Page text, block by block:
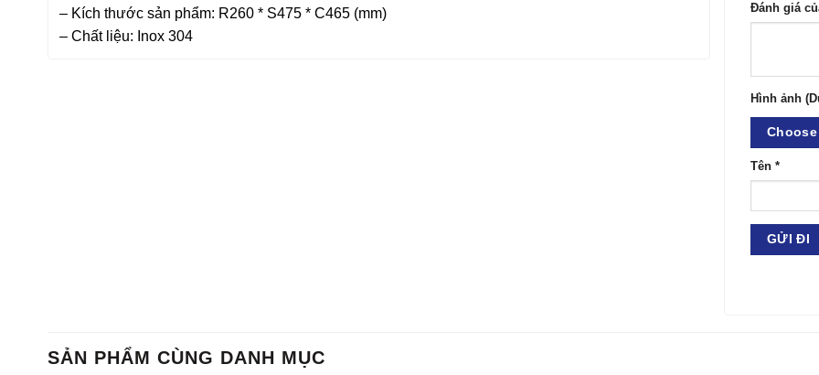
– Kích thước sản phẩm: R260 * S475 * C465 (mm)
– Chất liệu: Inox 304
Đánh giá
Hình ảnh
Tên*
SẢN PHẨM CÙNG DANH MỤC